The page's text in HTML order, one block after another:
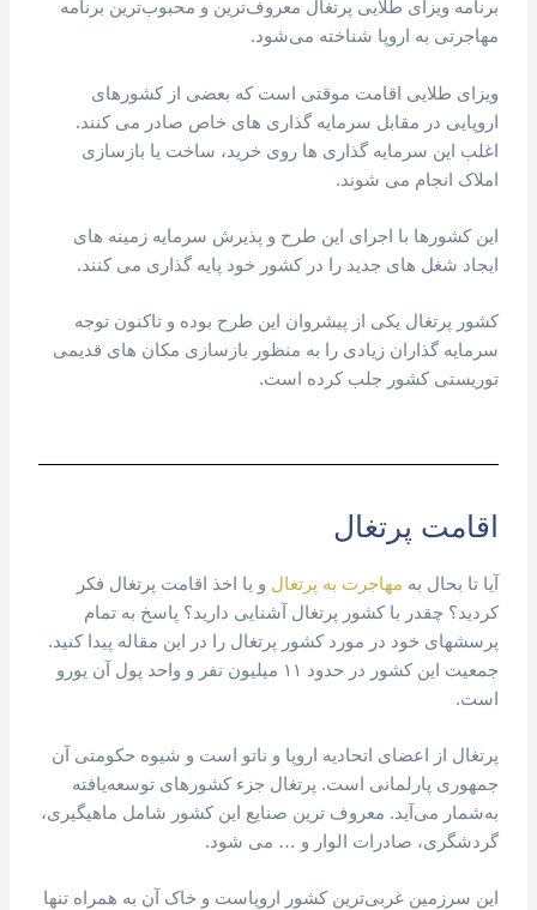
برنامه ویزای طلایی پرتغال معروف‌ترین و محبوب‌ترین برنامه
مهاجرتی به اروپا شناخته می‌شود.
ویزای طلایی اقامت موقتی است که بعضی از کشورهای
اروپایی در مقابل سرمایه گذاری های خاص صادر می کنند.
اغلب این سرمایه گذاری ها روی خرید، ساخت یا بازسازی
املاک انجام می شوند.
این کشورها با اجرای این طرح و پذیرش سرمایه زمینه های
ایجاد شغل های جدید را در کشور خود پایه گذاری می کنند.
کشور پرتغال یکی از پیشروان این طرح بوده و تاکنون توجه
سرمایه گذاران زیادی را به منظور بازسازی مکان های قدیمی
توریستی کشور جلب کرده است.
اقامت پرتغال
آیا تا بحال به مهاجرت به پرتغال و یا اخذ اقامت پرتغال فکر
کردید؟ چقدر با کشور پرتغال آشنایی دارید؟ پاسخ به تمام
پرسشهای خود در مورد کشور پرتغال را در این مقاله پیدا کنید.
جمعیت این کشور در حدود ۱۱ میلیون نفر و واحد پول آن یورو
است.
پرتغال از اعضای اتحادیه اروپا و ناتو است و شیوه حکومتی آن
جمهوری پارلمانی است. پرتغال جزء کشورهای توسعه‌یافته
به‌شمار می‌آید. معروف ترین صنایع این کشور شامل ماهیگیری،
گردشگری، صادرات الوار و … می شود.
این سرزمین غربی‌ترین کشور اروپاست و خاک آن به همراه تنها